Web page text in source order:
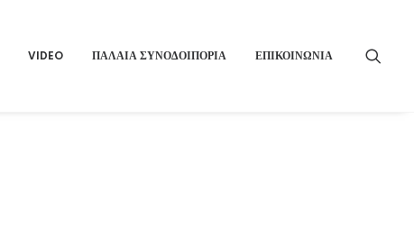
VIDEO ΠΑΛΑΙΑ ΣΥΝΟΔΟΙΠΟΡΙΑ ΕΠΙΚΟΙΝΩΝΙΑ